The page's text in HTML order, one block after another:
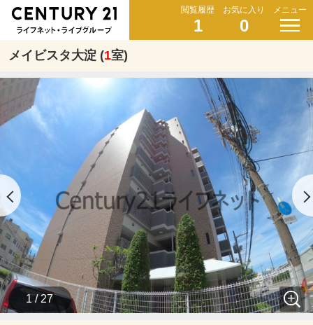
閲覧履歴
1
お気に入り
0
メニュー
メイビスタ大淀 (1室)
1 / 27